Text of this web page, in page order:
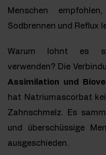
Menschen
Sodbrennen und Reflux
Warum lohnt es
verwenden? Die
Assimilation und
hat Natriumascorbat
Zahnschmelz. Es
und überschüssige
ausgeschieden.